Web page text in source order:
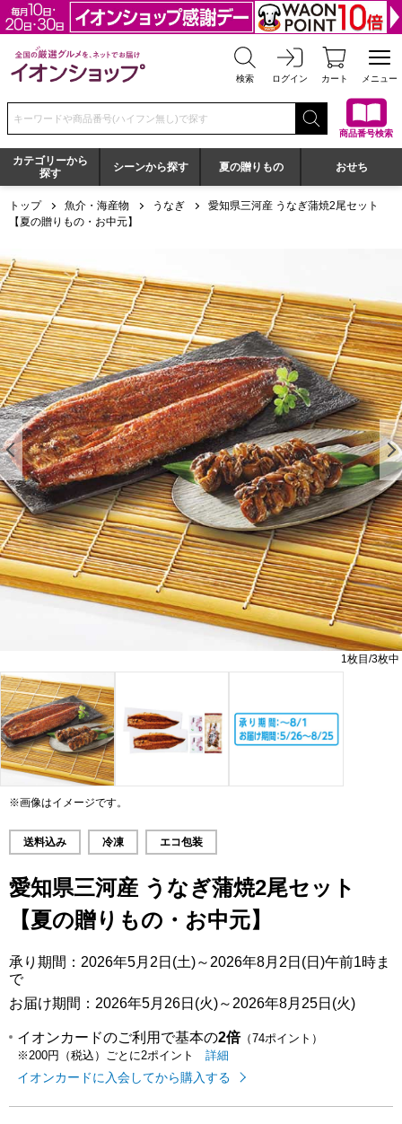
全国の厳選グルメを、ネットでお届け イオンショップ
検索 ログイン カート メニュー
検索キーワードまたは商品番号を入力してください
商品番号検索
カテゴリーから
探す
シーンから探す 夏の贈りもの おせち
トップ 魚介・海産物 うなぎ
愛知県三河産 うなぎ蒲焼2尾セット
【夏の贈りもの・お中元】
愛知県三河産 うなぎ蒲焼2尾セット【夏の贈りもの・お中元】
前の画像を表示する
1枚目/3枚中
※画像はイメージです。
送料込み 冷凍 エコ包装
愛知県三河産 うなぎ蒲焼2尾セット
【夏の贈りもの・お中元】
承り期間：2026年5月2日(土)～2026年8月2日(日)午前1時ま
で
お届け期間：2026年5月26日(火)～2026年8月25日(火)
イオンカードのご利用で基本の2倍（74ポイント）
※200円（税込）ごとに2ポイント
イオンカードのご利用でたまるポイ
詳細
イオンカードに入会してから購入する